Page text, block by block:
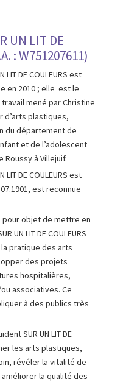
UN LIT DE
: W751207611)
LIT DE COULEURS est
en 2010 ; elle est le
mené par Christine
plastiques,
du département de
et de l’adolescent
Roussy à Villejuif.
LIT DE COULEURS est
est reconnue
pour objet de mettre en
UN LIT DE COULEURS
pratique des arts
des projets
hospitalières,
associatives. Ce
à des publics très
SUR UN LIT DE
les arts plastiques,
révéler la vitalité de
la qualité des